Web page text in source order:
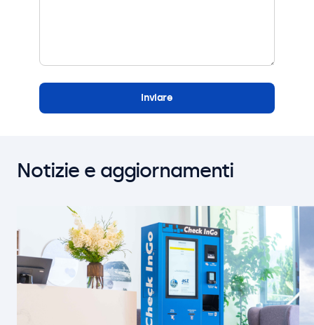
Inviare
Notizie e aggiornamenti